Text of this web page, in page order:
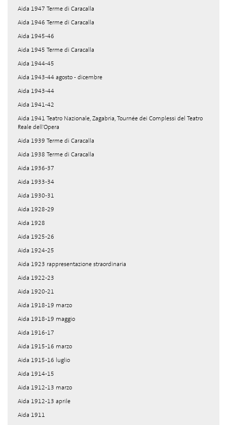
Aida 1947 Terme di Caracalla
Aida 1946 Terme di Caracalla
Aida 1945-46
Aida 1945 Terme di Caracalla
Aida 1944-45
Aida 1943-44 agosto - dicembre
Aida 1943-44
Aida 1941-42
Aida 1941 Teatro Nazionale, Zagabria, Tournée dei Complessi del Teatro
Reale dell'Opera
Aida 1939 Terme di Caracalla
Aida 1938 Terme di Caracalla
Aida 1936-37
Aida 1933-34
Aida 1930-31
Aida 1928-29
Aida 1928
Aida 1925-26
Aida 1924-25
Aida 1923 rappresentazione straordinaria
Aida 1922-23
Aida 1920-21
Aida 1918-19 marzo
Aida 1918-19 maggio
Aida 1916-17
Aida 1915-16 marzo
Aida 1915-16 luglio
Aida 1914-15
Aida 1912-13 marzo
Aida 1912-13 aprile
Aida 1911